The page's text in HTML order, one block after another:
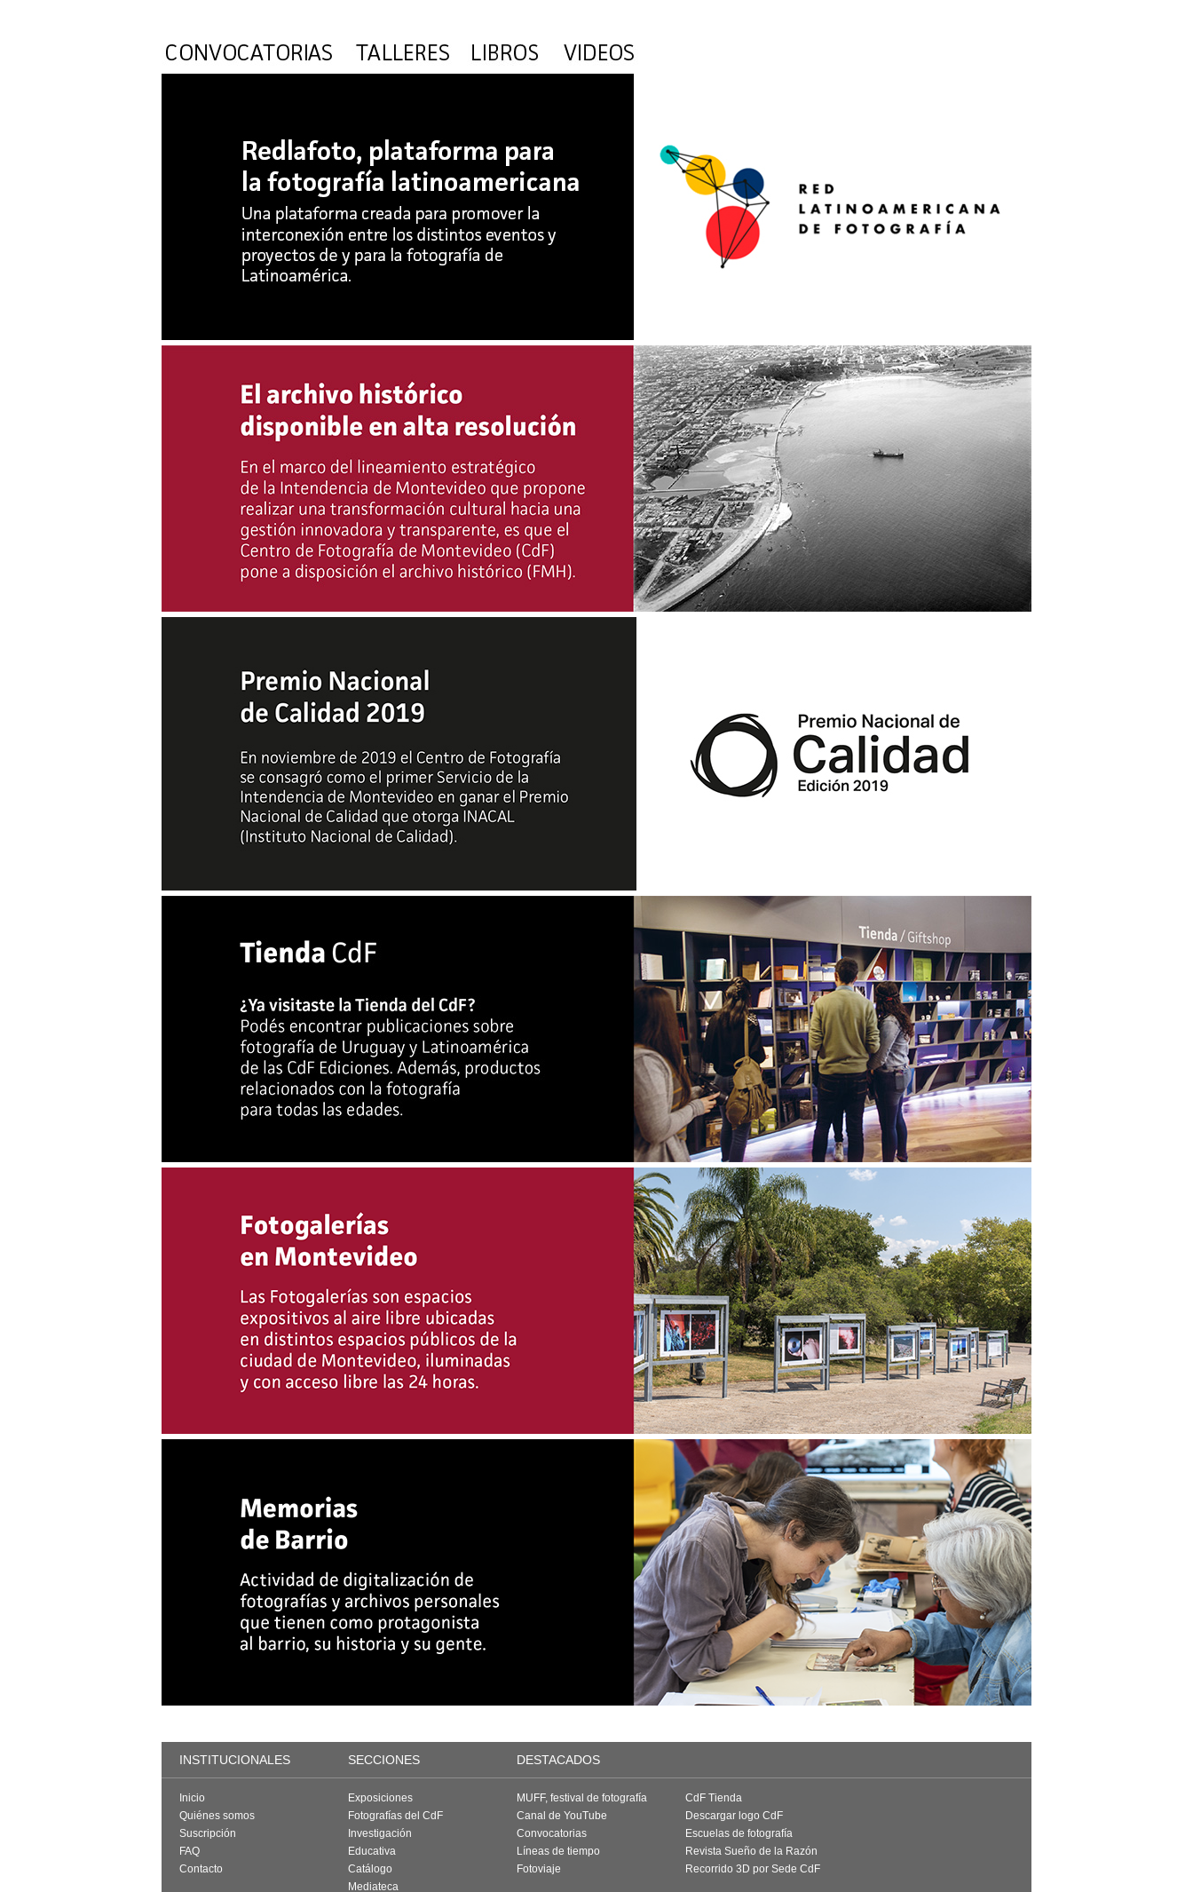
INSTITUCIONALES SECCIONES DESTACADOS
Inicio
Quiénes somos
Suscripción
FAQ
Contacto
Exposiciones
Fotografías del CdF
Investigación
Educativa
Catálogo
Mediateca
MUFF, festival de fotografía
Canal de YouTube
Convocatorias
Líneas de tiempo
Fotoviaje
CdF Tienda
Descargar logo CdF
Escuelas de fotografía
Revista Sueño de la Razón
Recorrido 3D por Sede CdF